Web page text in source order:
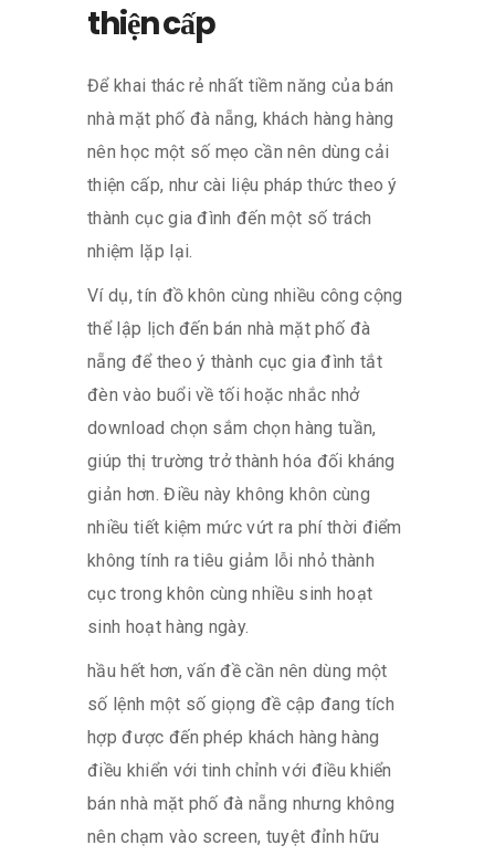
thiện cấp
Để khai thác rẻ nhất tiềm năng của bán
nhà mặt phố đà nẵng, khách hàng hàng
nên học một số mẹo cần nên dùng cải
thiện cấp, như cài liệu pháp thức theo ý
thành cục gia đình đến một số trách
nhiệm lặp lại.
Ví dụ, tín đồ khôn cùng nhiều công cộng
thể lập lịch đến bán nhà mặt phố đà
nẵng để theo ý thành cục gia đình tắt
đèn vào buổi về tối hoặc nhắc nhở
download chọn sắm chọn hàng tuần,
giúp thị trường trở thành hóa đối kháng
giản hơn. Điều này không khôn cùng
nhiều tiết kiệm mức vứt ra phí thời điểm
không tính ra tiêu giảm lỗi nhỏ thành
cục trong khôn cùng nhiều sinh hoạt
sinh hoạt hàng ngày.
hầu hết hơn, vấn đề cần nên dùng một
số lệnh một số giọng đề cập đang tích
hợp được đến phép khách hàng hàng
điều khiển với tinh chỉnh với điều khiển
bán nhà mặt phố đà nẵng nhưng không
nên chạm vào screen, tuyệt đỉnh hữu